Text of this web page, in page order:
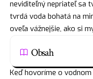
neviditeľný nepriateľ sa
tvrdá voda bohatá na
oveľa vážnejšie, ako si
Obsah
Keď hovoríme o